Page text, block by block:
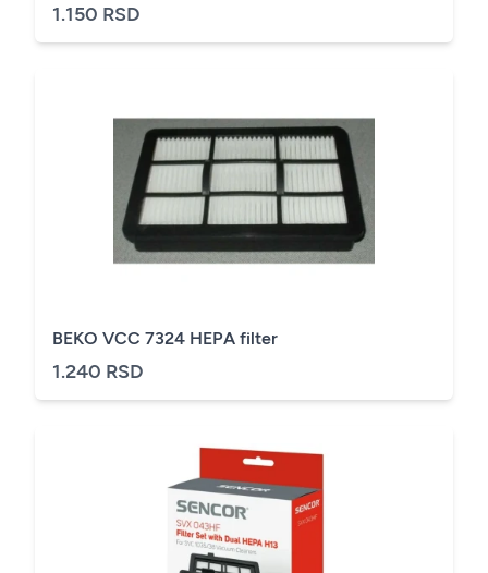
1.150 RSD
BEKO VCC 7324 HEPA filter
1.240 RSD